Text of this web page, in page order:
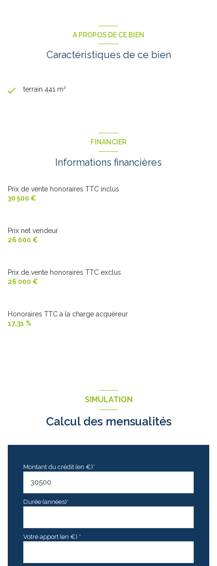
A PROPOS DE CE BIEN
Caractéristiques de ce bien
terrain 441 m²
FINANCIER
Informations financières
Prix de vente honoraires TTC inclus
30 500 €
Prix net vendeur
26 000 €
Prix de vente honoraires TTC exclus
26 000 €
Honoraires TTC à la charge acquéreur
17,31 %
SIMULATION
Calcul des mensualités
Montant du crédit (en €)*
Durée (années)*
Votre apport (en €) *